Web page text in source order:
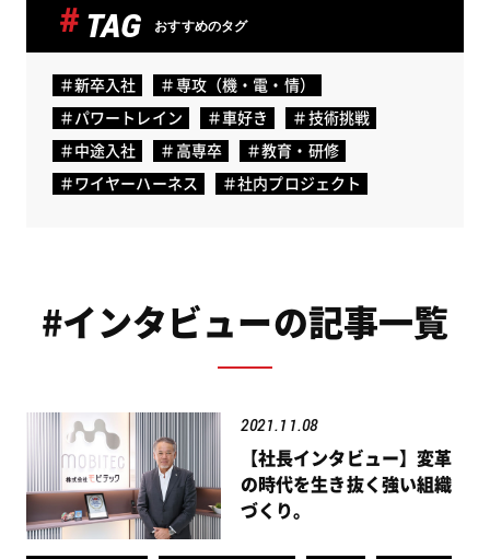
TAG おすすめのタグ
新卒入社 専攻（機・電・情）
パワートレイン 車好き 技術挑戦
中途入社 高専卒 教育・研修
ワイヤーハーネス 社内プロジェクト
#インタビューの記事一覧
2021.11.08
【社長インタビュー】変革
の時代を生き抜く強い組織
づくり。